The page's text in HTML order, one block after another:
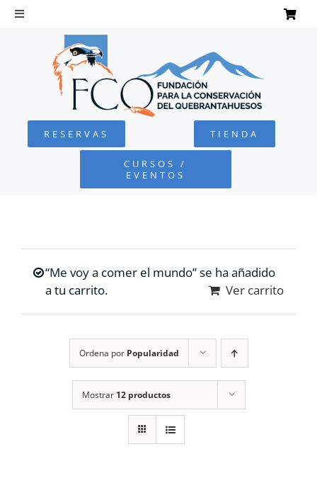
Saltar
Toggle
Navigation
QUEBRANTAHUESOS
FUNDACIÓN
RESERVAS TIENDA
CURSOS /
EVENTOS
“Me voy a comer el mundo” se ha añadido
a tu carrito.
Ver carrito
Ordena por Popularidad
Mostrar 12 productos